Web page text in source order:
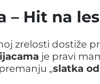
– Hit na
zrelosti dostiže
je pravi
„slatka